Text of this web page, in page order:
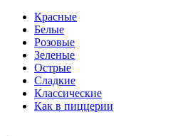
Красные
Белые
Розовые
Зеленые
Острые
Сладкие
Классические
Как в пиццерии